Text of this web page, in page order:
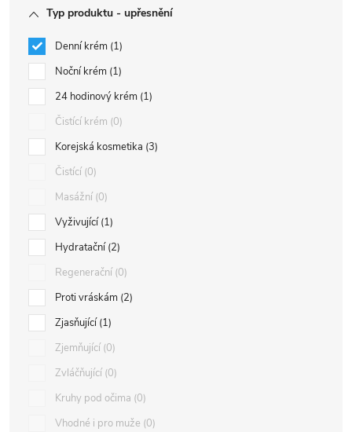
Typ produktu - upřesnění
Denní krém 1
Noční krém 1
24 hodinový krém 1
Čistící krém 0
Korejská kosmetika 3
Čistící 0
Masážní 0
Vyživující 1
Hydratační 2
Regenerační 0
Proti vráskám 2
Zjasňující 1
Zjemňující 0
Zvláčňující 0
Kruhy pod očima 0
Vhodné i pro muže 0